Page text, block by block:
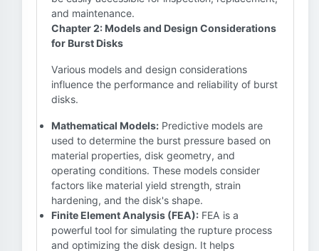
and maintenance.
Chapter 2: Models and Design Considerations
for Burst Disks
Various models and design considerations
influence the performance and reliability of burst
disks.
Mathematical Models: Predictive models are
used to determine the burst pressure based on
material properties, disk geometry, and
operating conditions. These models consider
factors like material yield strength, strain
hardening, and the disk's shape.
Finite Element Analysis (FEA): FEA is a
powerful tool for simulating the rupture process
and optimizing the disk design. It helps